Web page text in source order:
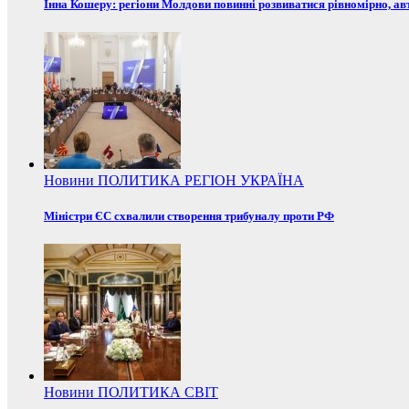
Інна Кошеру: регіони Молдови повинні розвиватися рівномірно,
Новини ПОЛИТИКА РЕГІОН УКРАЇНА
Міністри ЄС схвалили створення трибуналу проти РФ
Новини ПОЛИТИКА СВІТ